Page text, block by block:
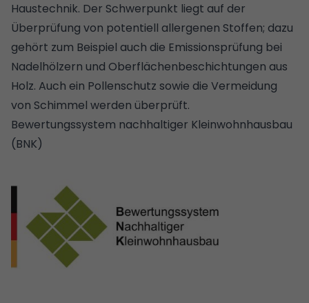
Haustechnik. Der Schwerpunkt liegt auf der
Überprüfung von potentiell allergenen Stoffen; dazu
gehört zum Beispiel auch die Emissionsprüfung bei
Nadelhölzern und Oberflächenbeschichtungen aus
Holz. Auch ein Pollenschutz sowie die Vermeidung
von Schimmel werden überprüft.
Bewertungssystem nachhaltiger Kleinwohnhausbau
(BNK)